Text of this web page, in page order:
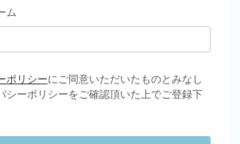
ム
ポリシーにご同意いただいたものとみなし
シーポリシーをご確認頂いた上でご登録下